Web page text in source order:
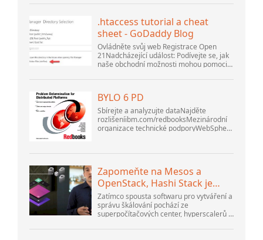
verze 5.1. Spustil jsem databázi
.htaccess tutorial a cheat
sheet - GoDaddy Blog
Ovládněte svůj web Registrace Open
21Nadcházející událost: Podívejte se, jak
naše obchodní možnosti mohou pomoci
prostředí na GoDaddy Open 2021 dne 28.
BYLO 6 PD
Sbírejte a analyzujte dataNajděte
rozlišeníibm.com/redbooksMezinárodní
organizace technické podporyWebSphere
PlatformsListopad 2005 SG2...
Zapomeňte na Mesos a
OpenStack, Hashi Stack je
nová další platforma
Zatímco spousta softwaru pro vytváření a
správu škálování pochází ze
superpočítačových center, hyperscalerů a
existuje spousta inovací, které dělají lidé...